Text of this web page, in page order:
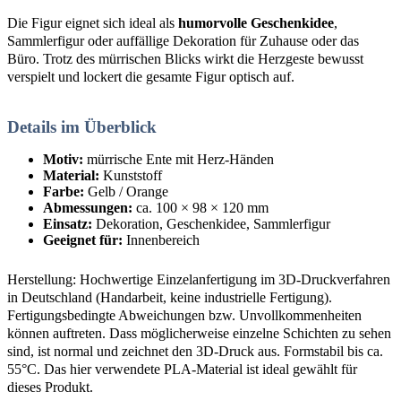
Die Figur eignet sich ideal als humorvolle Geschenkidee,
Sammlerfigur oder auffällige Dekoration für Zuhause oder das
Büro. Trotz des mürrischen Blicks wirkt die Herzgeste bewusst
verspielt und lockert die gesamte Figur optisch auf.
Details im Überblick
Motiv: mürrische Ente mit Herz-Händen
Material: Kunststoff
Farbe: Gelb / Orange
Abmessungen: ca. 100 × 98 × 120 mm
Einsatz: Dekoration, Geschenkidee, Sammlerfigur
Geeignet für: Innenbereich
Herstellung: Hochwertige Einzelanfertigung im 3D-Druckverfahren
in Deutschland (Handarbeit, keine industrielle Fertigung).
Fertigungsbedingte Abweichungen bzw. Unvollkommenheiten
können auftreten. Dass möglicherweise einzelne Schichten zu sehen
sind, ist normal und zeichnet den 3D-Druck aus. Formstabil bis ca.
55°C. Das hier verwendete PLA-Material ist ideal gewählt für
dieses Produkt.